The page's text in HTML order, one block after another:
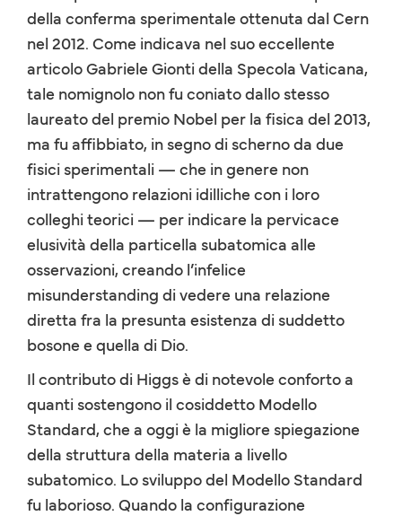
della conferma sperimentale ottenuta dal Cern
nel 2012. Come indicava nel suo eccellente
articolo Gabriele Gionti della Specola Vaticana,
tale nomignolo non fu coniato dallo stesso
laureato del premio Nobel per la fisica del 2013,
ma fu affibbiato, in segno di scherno da due
fisici sperimentali — che in genere non
intrattengono relazioni idilliche con i loro
colleghi teorici — per indicare la pervicace
elusività della particella subatomica alle
osservazioni, creando l’infelice
misunderstanding di vedere una relazione
diretta fra la presunta esistenza di suddetto
bosone e quella di Dio.
Il contributo di Higgs è di notevole conforto a
quanti sostengono il cosiddetto Modello
Standard, che a oggi è la migliore spiegazione
della struttura della materia a livello
subatomico. Lo sviluppo del Modello Standard
fu laborioso. Quando la configurazione